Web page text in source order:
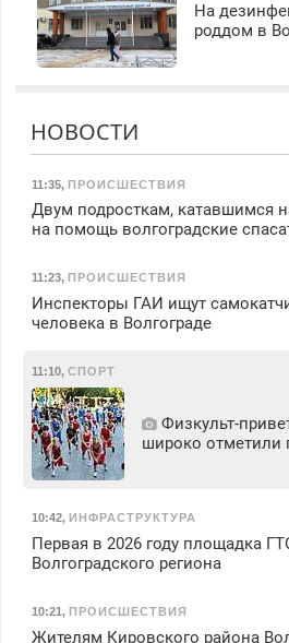
На
роддом в
НОВОСТИ
11:35, ПРОИСШЕСТВИЯ
Двум подросткам, катавшимся
на помощь волгоградские
11:23, ПРОИСШЕСТВИЯ
Инспекторы ГАИ ищут
человека в Волгограде
11:10, СПОРТ
широко отметили
10:42, ИНФРАСТРУКТУРА
Первая в 2026 году площадка
Волгоградского региона
10:21, ПРОИСШЕСТВИЯ
Жителям Кировского района